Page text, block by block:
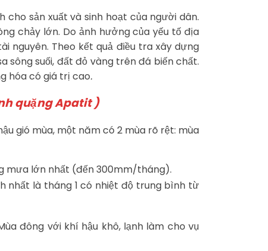
cho sản xuất và sinh hoạt của người dân.
chảy lớn. Do ảnh hưởng của yếu tố địa
nguyên. Theo kết quả điều tra xây dựng
suối, đất đỏ vàng trên đá biến chất.
hóa có giá trị cao.
quặng Apatit )
gió mùa, một năm có 2 mùa rõ rệt: mùa
mưa lớn nhất (đến 300mm/tháng).
nhất là tháng 1 có nhiệt độ trung bình từ
đông với khí hậu khô, lạnh làm cho vụ